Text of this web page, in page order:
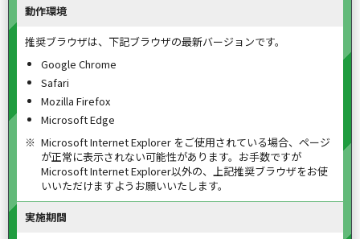
動作環境
推奨ブラウザは、下記ブラウザの最新バージョンです。
Google Chrome
Safari
Mozilla Firefox
Microsoft Edge
Microsoft Internet Explorer をご使用されている場合、ページ
が正常に表示されない可能性があります。 お手数ですが
Microsoft Internet Explorer以外の、上記推奨ブラウザをお使
いいただけますようお願いいたします。
実施期間